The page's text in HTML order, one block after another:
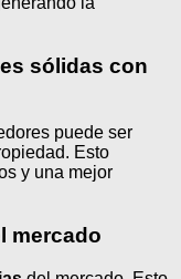
sólidas con
puede ser
Esto
y una mejor
mercado